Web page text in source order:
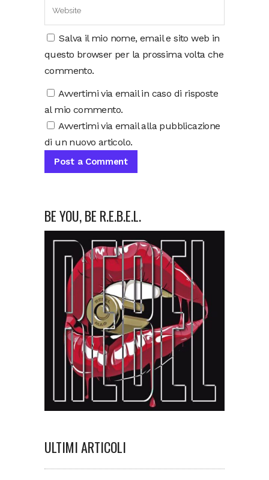
Salva il mio nome, email e sito web in
questo browser per la prossima volta che
commento.
Avvertimi via email in caso di risposte
al mio commento.
Avvertimi via email alla pubblicazione
di un nuovo articolo.
BE YOU, BE R.E.B.E.L.
ULTIMI ARTICOLI